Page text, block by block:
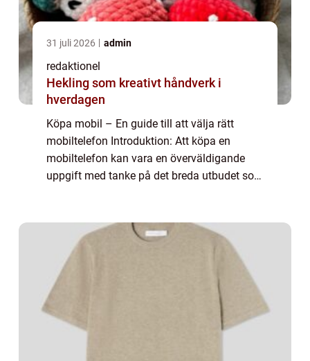
31 juli 2026 admin
redaktionel
Hekling som kreativt håndverk i
hverdagen
Köpa mobil – En guide till att välja rätt
mobiltelefon Introduktion: Att köpa en
mobiltelefon kan vara en överväldigande
uppgift med tanke på det breda utbudet som